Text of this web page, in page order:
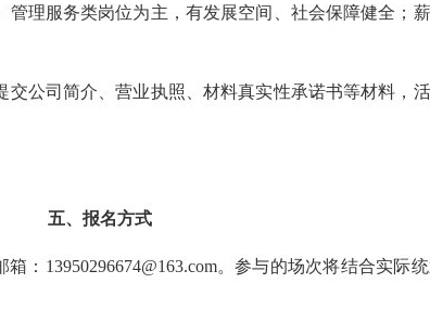
服务类岗位为主，有发展空间、社会保障健全；
司简介、营业执照、材料真实性承诺书等材料，
五、报名方式
13950296674@163.com。参与的场次将结合实际